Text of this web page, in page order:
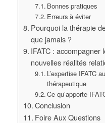
Bonnes pratiques
Erreurs à éviter
Pourquoi la thérapie
que jamais ?
IFATC : accompagner
nouvelles réalités
L’expertise IFATC
thérapeutique
Ce qu’apporte
Conclusion
Foire Aux Questions